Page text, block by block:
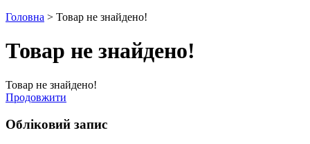
Головна > Товар не знайдено!
Товар не знайдено!
Товар не знайдено!
Продовжити
Обліковий запис